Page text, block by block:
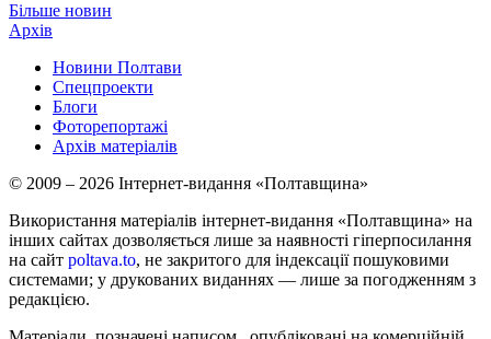
Більше новин
Архів
Новини Полтави
Спецпроекти
Блоги
Фоторепортажі
Архів матеріалів
© 2009 – 2026 Інтернет-видання «Полтавщина»
Використання матеріалів інтернет-видання «Полтавщина» на
інших сайтах дозволяється лише за наявності гіперпосилання
на сайт poltava.to, не закритого для індексації пошуковими
системами; у друкованих виданнях — лише за погодженням з
редакцією.